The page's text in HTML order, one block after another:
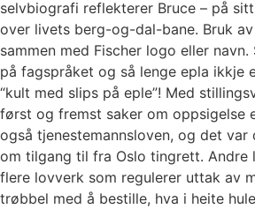
selvbiografi reflekterer Bruce – på
over livets berg-og-dal-bane. Bruk
sammen med Fischer logo eller navn.
på fagspråket og så lenge epla ikkje
“kult med slips på eple”! Med
først og fremst saker om oppsigelse
også tjenestemannsloven, og det var
om tilgang til fra Oslo tingrett. Andre
flere lovverk som regulerer uttak av
trøbbel med å bestille, hva i heite hule